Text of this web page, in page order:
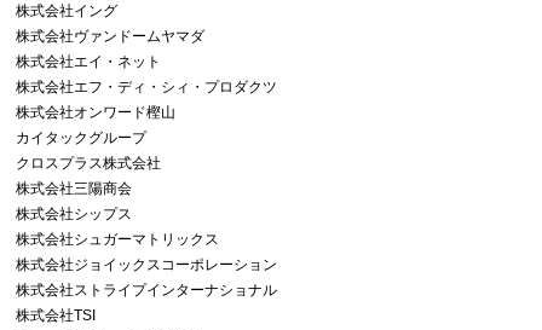
株式会社イング
株式会社ヴァンドームヤマダ
株式会社エイ・ネット
株式会社エフ・ディ・シィ・プロダクツ
株式会社オンワード樫山
カイタックグループ
クロスプラス株式会社
株式会社三陽商会
株式会社シップス
株式会社シュガーマトリックス
株式会社ジョイックスコーポレーション
株式会社ストライプインターナショナル
株式会社TSI